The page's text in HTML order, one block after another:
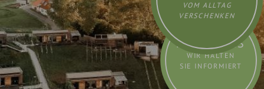
VOM ALLTAG
VERSCHENKEN
AKTUELLES
WIR HALTEN
SIE INFORMIERT